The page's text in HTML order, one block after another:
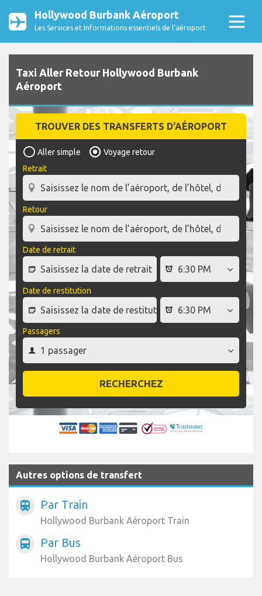
Hollywood Burbank Aéroport
Les Services et Informations essentiels de l’aéroport
Taxi Aller Retour Hollywood Burbank
Aéroport
TROUVER DES TRANSFERTS D'AÉROPORT
Aller simple
Voyage retour
Retrait
Retour
Date de retrait
Date de restitution
Passagers
RECHERCHEZ
Autres options de transfert
train Par Train
Hollywood Burbank Aéroport Train
directions_bus Par Bus
Hollywood Burbank Aéroport Bus